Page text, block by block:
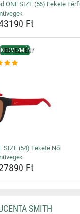
ONE SIZE (56) Fekete Férfi
Ft
KEDVEZMÉNY
SIZE (54) Fekete Női
Ft
SMITH